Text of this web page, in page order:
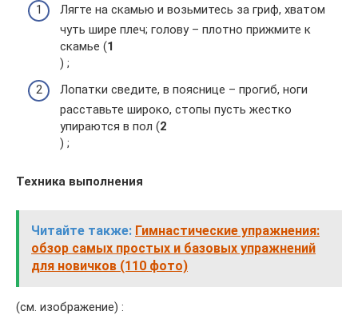
Лягте на скамью и возьмитесь за гриф, хватом
чуть шире плеч; голову – плотно прижмите к
скамье (1
) ;
Лопатки сведите, в пояснице – прогиб, ноги
расставьте широко, стопы пусть жестко
упираются в пол (2
) ;
Техника выполнения
Читайте также: Гимнастические упражнения:
обзор самых простых и базовых упражнений
для новичков (110 фото)
(см. изображение) :